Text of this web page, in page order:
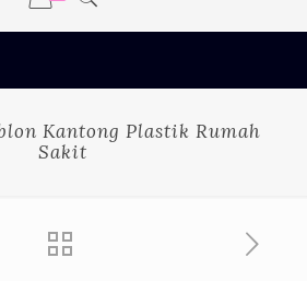
Kantong Plastik Rumah
Sakit